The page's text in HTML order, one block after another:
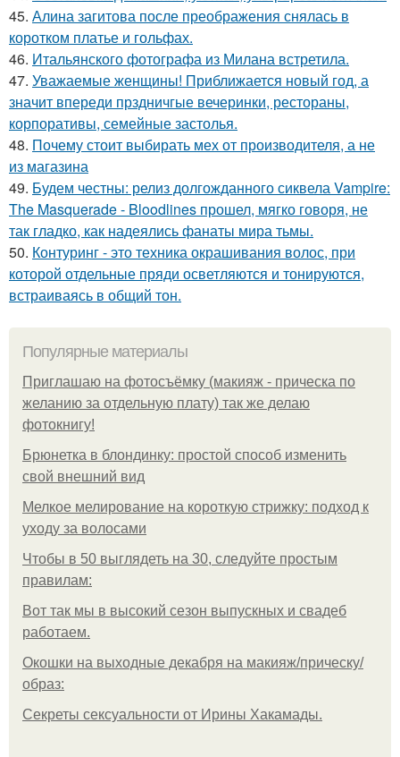
45. Алина загитова после преображения снялась в
коротком платье и гольфах.
46. Итальянского фотографа из Милана встретила.
47. Уважаемые женщины! Приближается новый год, а
значит впереди прздничгые вечеринки, рестораны,
корпоративы, семейные застолья.
48. Почему стоит выбирать мех от производителя, а не
из магазина
49. Будем честны: релиз долгожданного сиквела Vampire:
The Masquerade - Bloodlines прошел, мягко говоря, не
так гладко, как надеялись фанаты мира тьмы.
50. Контуринг - это техника окрашивания волос, при
которой отдельные пряди осветляются и тонируются,
встраиваясь в общий тон.
Популярные материалы
Приглашаю на фотосъёмку (макияж - прическа по
желанию за отдельную плату) так же делаю
фотокнигу!
Брюнетка в блондинку: простой способ изменить
свой внешний вид
Мелкое мелирование на короткую стрижку: подход к
уходу за волосами
Чтобы в 50 выглядеть на 30, следуйте простым
правилам:
Вот так мы в высокий сезон выпускных и свадеб
работаем.
Окошки на выходные декабря на макияж/прическу/
образ:
Секреты сексуальности от Ирины Хакамады.